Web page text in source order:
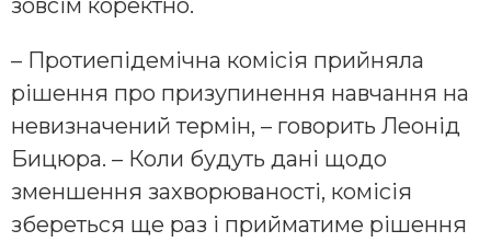
зовсім коректно.
– Протиепідемічна комісія прийняла
рішення про призупинення навчання на
невизначений термін, – говорить Леонід
Бицюра. – Коли будуть дані щодо
зменшення захворюваності, комісія
збереться ще раз і прийматиме рішення